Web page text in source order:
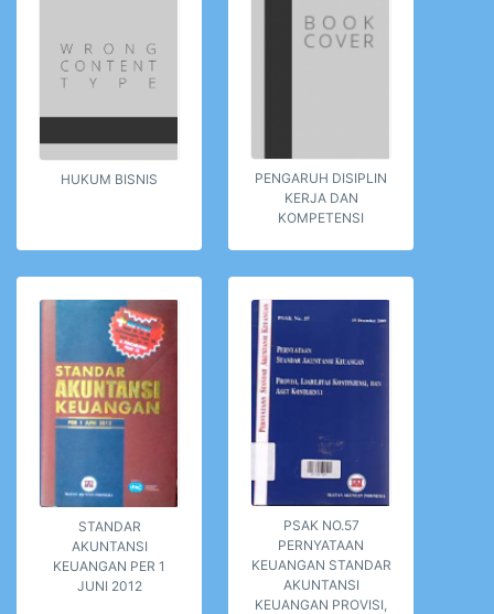
HUKUM BISNIS
PENGARUH DISIPLIN
KERJA DAN
KOMPETENSI
STANDAR
AKUNTANSI
KEUANGAN PER 1
JUNI 2012
PSAK NO.57
PERNYATAAN
KEUANGAN STANDAR
AKUNTANSI
KEUANGAN PROVISI,